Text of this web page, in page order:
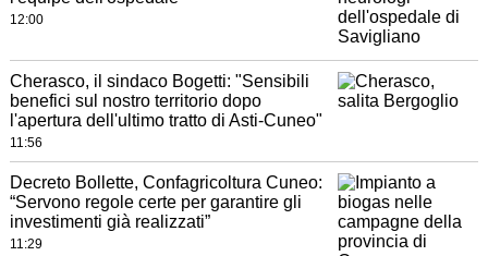
12:00
Cherasco, il sindaco Bogetti: "Sensibili
benefici sul nostro territorio dopo
l'apertura dell'ultimo tratto di Asti-Cuneo"
11:56
Decreto Bollette, Confagricoltura Cuneo:
“Servono regole certe per garantire gli
investimenti già realizzati”
11:29